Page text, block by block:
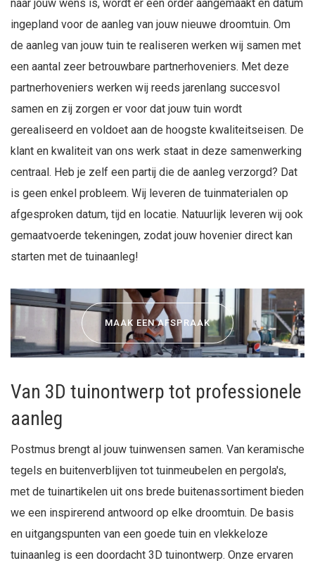
naar jouw wens is, wordt er een order aangemaakt en datum
ingepland voor de aanleg van jouw nieuwe droomtuin. Om
de aanleg van jouw tuin te realiseren werken wij samen met
een aantal zeer betrouwbare partnerhoveniers. Met deze
partnerhoveniers werken wij reeds jarenlang succesvol
samen en zij zorgen er voor dat jouw tuin wordt
gerealiseerd en voldoet aan de hoogste kwaliteitseisen. De
klant en kwaliteit van ons werk staat in deze samenwerking
centraal. Heb je zelf een partij die de aanleg verzorgd? Dat
is geen enkel probleem. Wij leveren de tuinmaterialen op
afgesproken datum, tijd en locatie. Natuurlijk leveren wij ook
gemaatvoerde tekeningen, zodat jouw hovenier direct kan
starten met de tuinaanleg!
MAAK EEN AFSPRAAK
Van 3D tuinontwerp tot professionele
aanleg
Postmus brengt al jouw tuinwensen samen. Van keramische
tegels en buitenverblijven tot tuinmeubelen en pergola's,
met de tuinartikelen uit ons brede buitenassortiment bieden
we een inspirerend antwoord op elke droomtuin. De basis
en uitgangspunten van een goede tuin en vlekkeloze
tuinaanleg is een doordacht 3D tuinontwerp. Onze ervaren